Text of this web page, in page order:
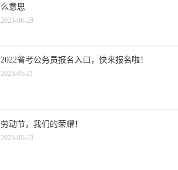
么意思
2023-06-29
2022省考公务员报名入口，快来报名啦！
2023-05-21
劳动节，我们的荣耀！
2023-05-23